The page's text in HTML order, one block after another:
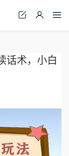
话术，小白